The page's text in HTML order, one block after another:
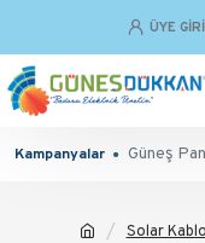
ÜYE
Kampanyalar Güneş
Solar Kablo